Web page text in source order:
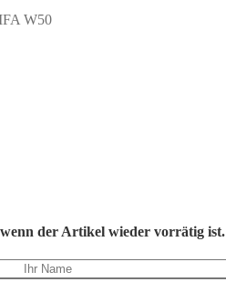
W50
der Artikel wieder vorrätig ist.